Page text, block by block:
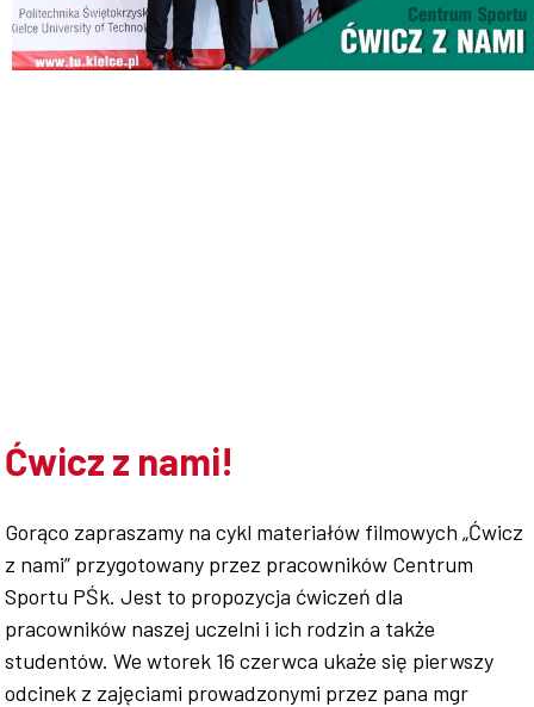
Ćwicz z nami!
Gorąco zapraszamy na cykl materiałów filmowych „Ćwicz
z nami” przygotowany przez pracowników Centrum
Sportu PŚk. Jest to propozycja ćwiczeń dla
pracowników naszej uczelni i ich rodzin a także
studentów. We wtorek 16 czerwca ukaże się pierwszy
odcinek z zajęciami prowadzonymi przez pana mgr
Doktoranci
Domy
Współpraca